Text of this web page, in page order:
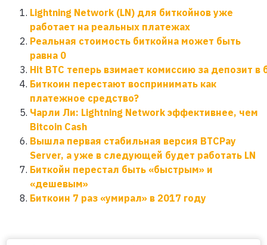
Lightning Network (LN) для биткойнов уже
работает на реальных платежах
Реальная стоимость биткойна может быть
равна 0
Hit BTC теперь взимает комиссию за депозит в
Биткоин перестают воспринимать как
платежное средство?
Чарли Ли: Lightning Network эффективнее, чем
Bitcoin Cash
Вышла первая стабильная версия BTCPay
Server, а уже в следующей будет работать LN
Биткойн перестал быть «быстрым» и
«дешевым»
Биткоин 7 раз «умирал» в 2017 году